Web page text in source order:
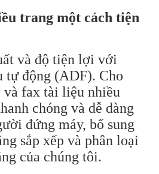
trang một cách tiện
và độ tiện lợi với
tự động (ADF). Cho
và fax tài liệu nhiều
chóng và dễ dàng
đứng máy, bổ sung
sắp xếp và phân loại
của chúng tôi.